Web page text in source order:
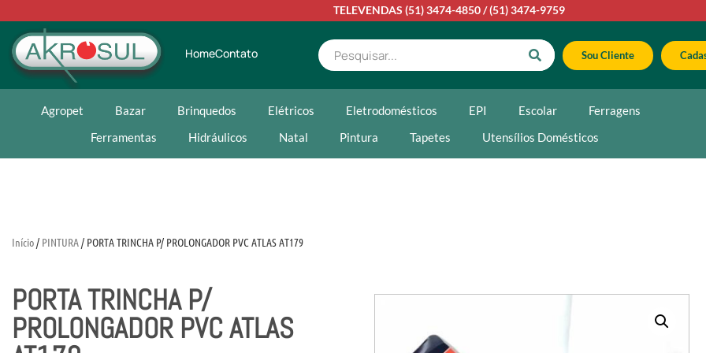
TELEVENDAS (51) 3474-4850/(51) 3474-9759
HomeContato Sou Cliente
Agropet Bazar Brinquedos Elétricos Eletrodomésticos EPI Escolar
Ferragens
Ferramentas
Hidráulicos Natal Pintura Tapetes Utensílios Domésticos
Início/ PINTURA/ PORTA TRINCHA P/ PROLONGADOR PVC ATLAS AT179
PORTA TRINCHA P/
PROLONGADOR PVC ATLAS